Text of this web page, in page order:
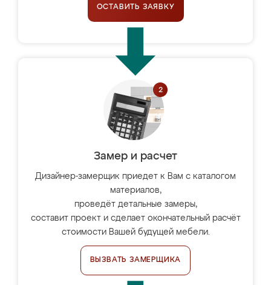
ОСТАВИТЬ ЗАЯВКУ
Замер и расчет
Дизайнер-замерщик приедет к Вам с каталогом
материалов,
проведёт детальные замеры,
составит проект и сделает окончательный расчёт
стоимости Вашей будущей мебели.
ВЫЗВАТЬ ЗАМЕРЩИКА